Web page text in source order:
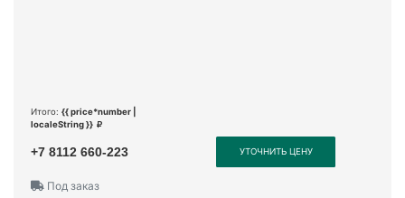
Итого: {{ price*number |
localeString }}
+7 8112 660-223 УТОЧНИТЬ ЦЕНУ
Под заказ